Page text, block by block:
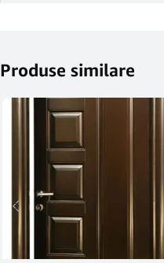
Produse similare